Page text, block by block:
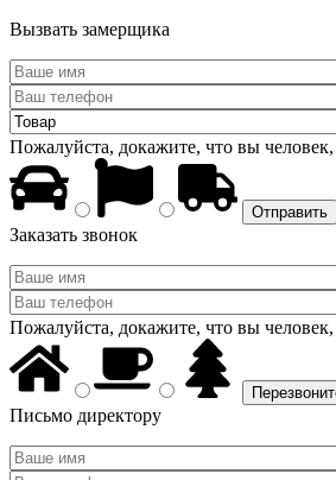
Вызвать замерщика
Пожалуйста, докажите, что вы
Заказать звонок
Пожалуйста, докажите, что вы
Письмо директору